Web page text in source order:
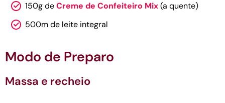
150g deCreme de Confeiteiro Mix(a quente)
500m de leite integral
Modo de Preparo
Massa e recheio